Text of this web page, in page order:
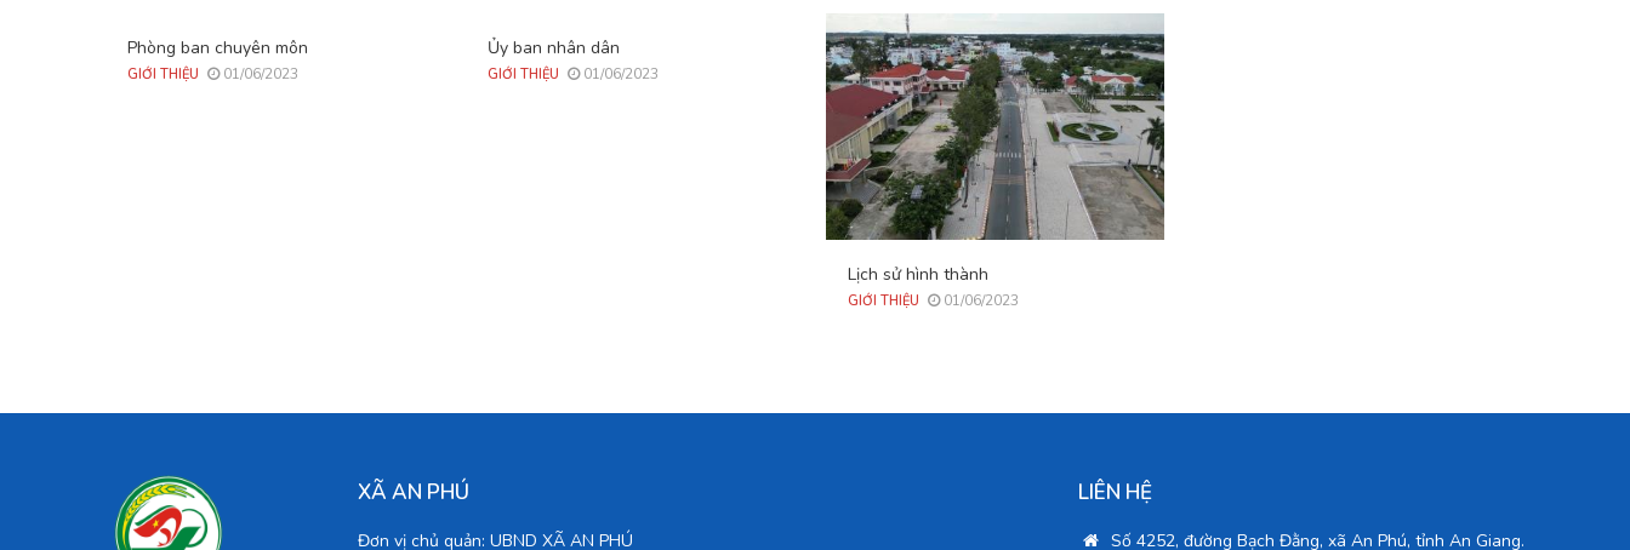
Phòng ban chuyên môn
GIỚI THIỆU 01/06/2023
Ủy ban nhân dân
GIỚI THIỆU 01/06/2023
Lịch sử hình thành
GIỚI THIỆU 01/06/2023
XÃ AN PHÚ
Đơn vị chủ quản: UBND XÃ AN PHÚ
LIÊN HỆ
Số 4252, đường Bạch Đằng, xã An Phú, tỉnh An Giang.